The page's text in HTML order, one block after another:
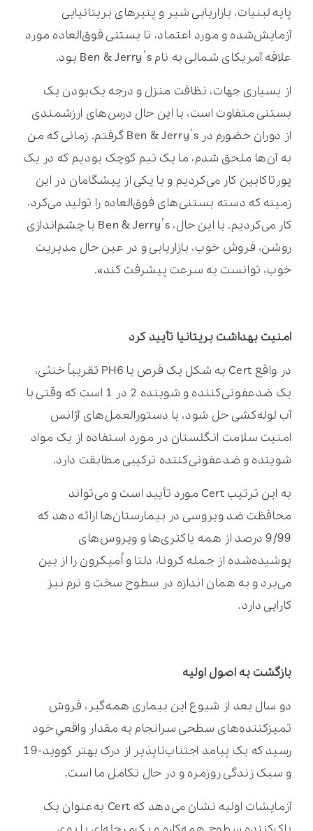
پایه لبنیات، بازاریابی شیر و پنیرهای بریتانیایی
آزمایش‌شده و مورد اعتماد، تا بستنی فوق‌العاده مورد
علاقه آمریکای شمالی به نام Ben & Jerry’s بود.
از بسیاری جهات، نظافت منزل و درجه یک‌بودن یک
بستنی متفاوت است، با این حال درس‌های ارزشمندی
از دوران حضورم در Ben & Jerry’s گرفتم. زمانی که من
به آن‌ها ملحق شدم، ما یک تیم کوچک بودیم که در یک
پورتاکابین کار می‌کردیم و با یکی از پیشگامان در این
زمینه که دسته بستنی‌های فوق‌العاده را تولید می‌کرد،
کار می‌کردیم. با این حال، Ben & Jerry’s با چشم‌اندازی
روشن، فروش خوب، بازاریابی و در عین حال مدیریت
خوب، توانست به سرعت پیشرفت کند».
امنیت بهداشت بریتانیا تأیید کرد
در واقع Cert به شکل یک قرص با PH6 تقریباً خنثی،
یک ضدعفونی‌کننده و شوینده 2 در 1 است که وقتی با
آب لوله‌کشی حل شود، با دستورالعمل‌های آژانس
امنیت سلامت انگلستان در مورد استفاده از یک مواد
شوینده و ضدعفونی‌کننده ترکیبی مطابقت دارد.
به این ترتیب Cert مورد تأیید است و می‌تواند
محافظت ضد ویروسی در بیمارستان‌ها ارائه دهد که
9/99 درصد از همه باکتری‌ها و ویروس‌های
پوشیده‌شده از جمله کرونا، دلتا و اُمیکرون را از بین
می‌برد و به همان اندازه در سطوح سخت و نرم نیز
کارایی دارد.
بازگشت به اصول اولیه
دو سال بعد از شیوع این بیماری همه‌گیر، فروش
تمیزکننده‌های سطحی سرانجام به مقدار واقعیِ خود
رسید که یک پیامد اجتناب‌ناپذیر از درک بهتر کووید-19
و سبک زندگی روزمره و در حال تکامل ما است.
آزمایشات اولیه نشان می‌دهد که Cert به‌عنوان یک